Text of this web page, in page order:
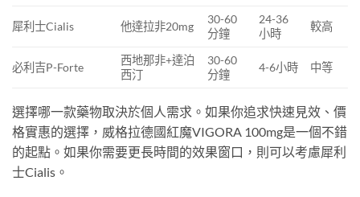
犀利士Cialis 他達拉非20mg
30-60
分鐘
24-36
小時
較高
必利吉P-Forte
西地那非+達泊
西汀
30-60
分鐘
4-6小時 中等
選擇哪一款藥物取決於個人需求。如果你追求快速見效、價
格實惠的選擇，威格拉德國紅魔VIGORA 100mg是一個不錯
的起點。如果你需要更長時間的效果窗口，則可以考慮犀利
士Cialis。